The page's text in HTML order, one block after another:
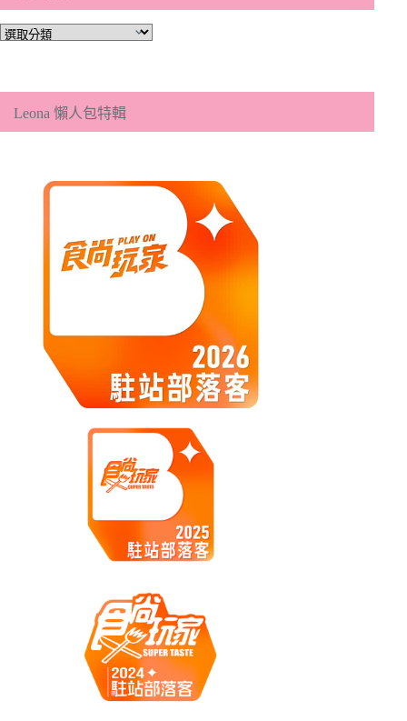
文
類
Leona 懶人包特輯